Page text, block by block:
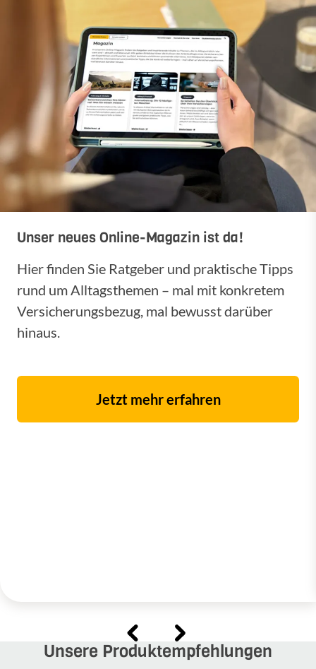
Unser neues Online-Magazin ist da!
Hier finden Sie Ratgeber und praktische Tipps
rund um Alltagsthemen – mal mit konkretem
Versicherungsbezug, mal bewusst darüber
hinaus.
Jetzt mehr erfahren
Unsere Produktempfehlungen